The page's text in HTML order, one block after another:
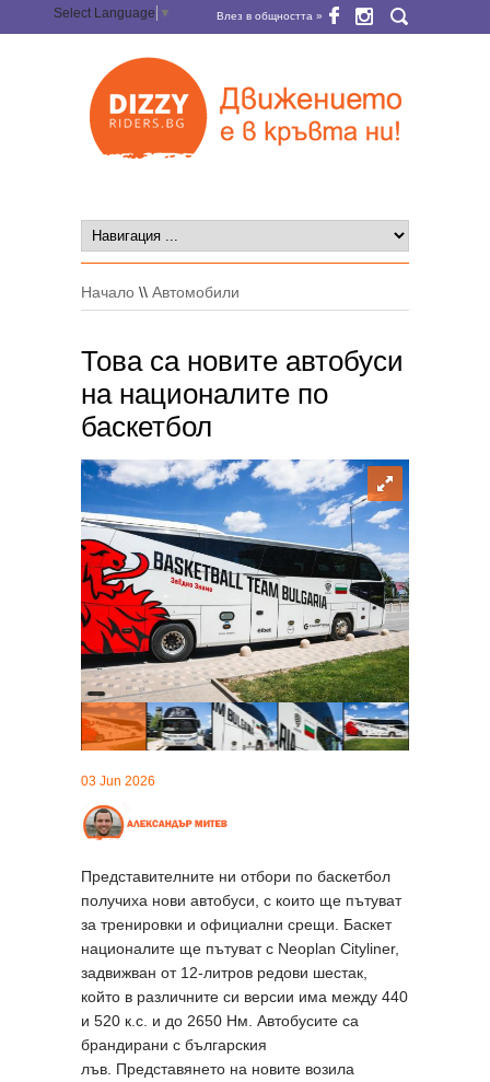
Select Language ▼ Влез в общността »
Начало \\ Автомобили
Това са новите автобуси
на националите по
баскетбол
03 Jun 2026
Представителните ни отбори по баскетбол
получиха нови автобуси, с които ще пътуват
за тренировки и официални срещи. Баскет
националите ще пътуват с Neoplan Cityliner,
задвижван от 12-литров редови шестак,
който в различните си версии има между 440
и 520 к.с. и до 2650 Нм. Автобусите са
брандирани с българския
лъв. Представянето на новите возила